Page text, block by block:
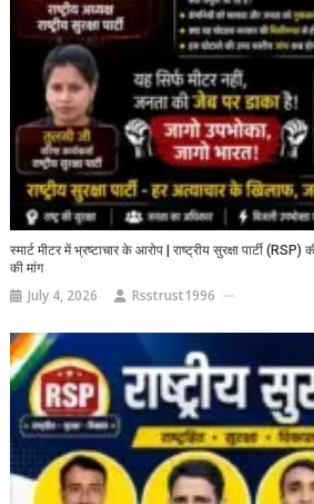
स्मार्ट मीटर में भ्रष्टाचार के आरोप | राष्ट्रीय सुरक्षा पार्टी (RSP)
की मांग
July 4, 2026 Rsstrust1996